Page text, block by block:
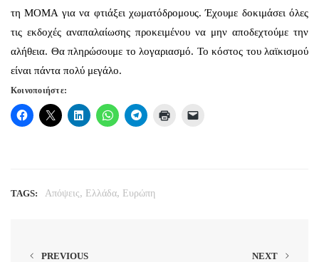
τη ΜΟΜΑ για να φτιάξει χωματόδρομους. Έχουμε δοκιμάσει όλες
τις εκδοχές αναπαλαίωσης προκειμένου να μην αποδεχτούμε την
αλήθεια. Θα πληρώσουμε το λογαριασμό. Το κόστος του λαϊκισμού
είναι πάντα πολύ μεγάλο.
Κοινοποιήστε:
TAGS: Απόψεις, Ελλάδα, Ευρώπη
PREVIOUS NEXT